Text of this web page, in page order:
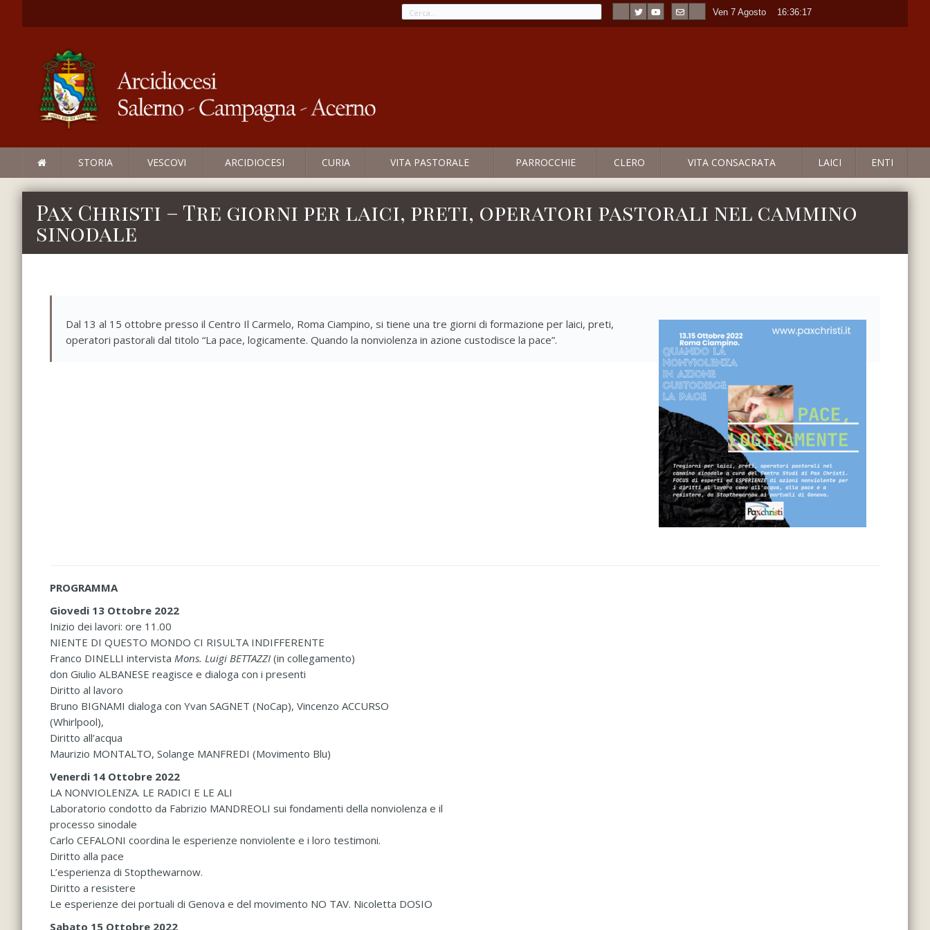
Ven 7 Agosto 16:36:17
STORIA VESCOVI ARCIDIOCESI CURIA VITA PASTORALE PARROCCHIE CLERO VITA CONSACRATA LAICI ENTI
Pax Christi – Tre giorni per laici, preti, operatori pastorali nel cammino
sinodale
Dal 13 al 15 ottobre presso il Centro Il Carmelo, Roma Ciampino, si tiene una tre giorni di formazione per laici, preti,
operatori pastorali dal titolo “La pace, logicamente. Quando la nonviolenza in azione custodisce la pace”.
PROGRAMMA
Giovedi 13 Ottobre 2022
Inizio dei lavori: ore 11.00
NIENTE DI QUESTO MONDO CI RISULTA INDIFFERENTE
Franco DINELLI intervista Mons. Luigi BETTAZZI (in collegamento)
don Giulio ALBANESE reagisce e dialoga con i presenti
Diritto al lavoro
Bruno BIGNAMI dialoga con Yvan SAGNET (NoCap), Vincenzo ACCURSO
(Whirlpool),
Diritto all’acqua
Maurizio MONTALTO, Solange MANFREDI (Movimento Blu)
Venerdi 14 Ottobre 2022
LA NONVIOLENZA. LE RADICI E LE ALI
Laboratorio condotto da Fabrizio MANDREOLI sui fondamenti della nonviolenza e il
processo sinodale
Carlo CEFALONI coordina le esperienze nonviolente e i loro testimoni.
Diritto alla pace
L’esperienza di Stopthewarnow.
Diritto a resistere
Le esperienze dei portuali di Genova e del movimento NO TAV. Nicoletta DOSIO
Sabato 15 Ottobre 2022